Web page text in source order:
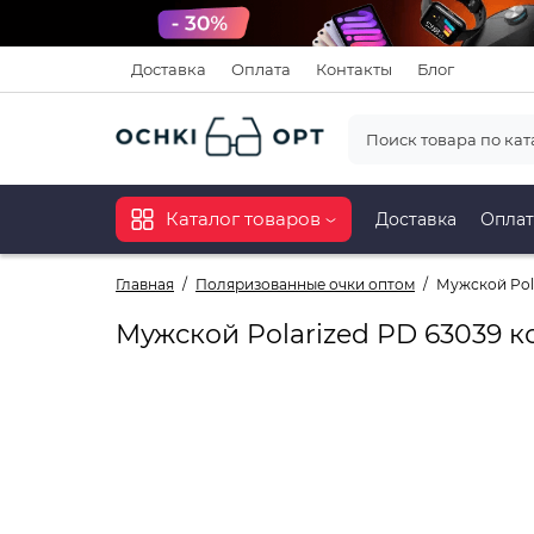
Доставка Оплата Контакты Блог
Каталог товаров Доставка
Главная Поляризованные очки оптом Мужской
Мужской Polarized PD 63039